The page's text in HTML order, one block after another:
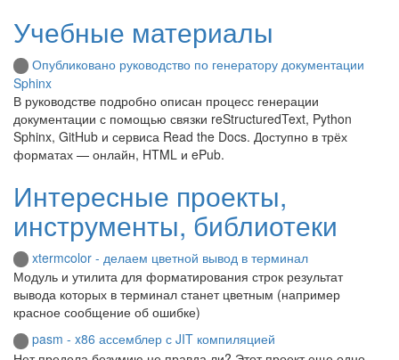
Учебные материалы
Опубликовано руководство по генератору документации
Sphinx
В руководстве подробно описан процесс генерации
документации с помощью связки reStructuredText, Python
Sphinx, GitHub и сервиса Read the Docs. Доступно в трёх
форматах — онлайн, HTML и ePub.
Интересные проекты,
инструменты, библиотеки
xtermcolor - делаем цветной вывод в терминал
Модуль и утилита для форматирования строк результат
вывода которых в терминал станет цветным (например
красное сообщение об ошибке)
pasm - x86 ассемблер с JIT компиляцией